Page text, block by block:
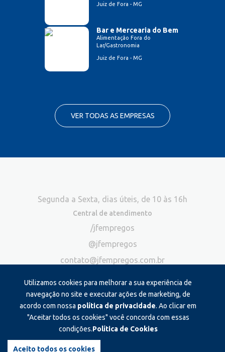
Juiz de Fora - MG
Bar e Mercearia do Bem
Alimentação Fora do
Lar/Gastronomia
Juiz de Fora - MG
VER TODAS AS EMPRESAS
Utilizamos cookies para melhorar a sua experiência de
navegação no site e executar ações de marketing, de
acordo com nossa política de privacidade. Ao clicar em
"Aceitar todos os cookies" você concorda com essas
condições.Política de Cookies
Aceito todos os cookies
Segunda a Sexta, dias úteis, de 10 às 16h
Central de atendimento
/jfempregos
@jfempregos
contato@jfempregos.com.br
Publicidade
*Exclusivo para atendimento via chat. Não atendemos ligações neste
canal
Produzido e administrado por: